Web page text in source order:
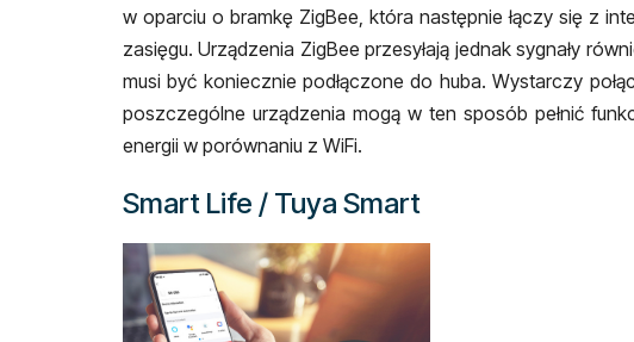
w oparciu o bramkę ZigBee, która następnie łączy się z
zasięgu. Urządzenia ZigBee przesyłają jednak sygnały
musi być koniecznie podłączone do huba. Wystarczy
poszczególne urządzenia mogą w ten sposób pełnić
energii w porównaniu z WiFi.
Smart Life / Tuya Smart